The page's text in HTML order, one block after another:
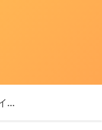
寺社巡りに必須なアイテム